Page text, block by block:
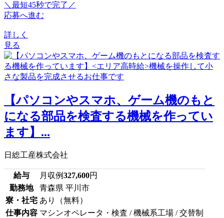
＼最短45秒で完了／
応募へ進む
詳しく
見る
【パソコンやスマホ、ゲーム機のもと
になる部品を検査する機械を作ってい
ます】...
日総工産株式会社
給与 月収例327,600円
勤務地
青森県 平川市
寮・社宅 あり（無料）
仕事内容 マシンオペレータ・検査 / 機械系工場 / 交替制